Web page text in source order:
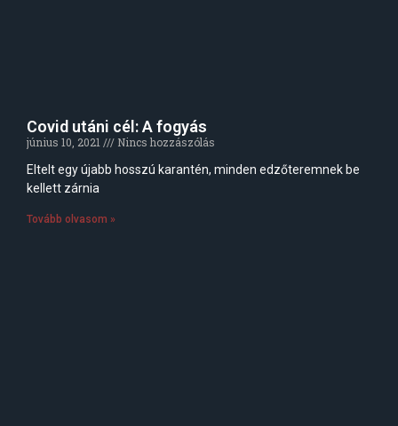
Covid utáni cél: A fogyás
június 10, 2021
Nincs hozzászólás
Eltelt egy újabb hosszú karantén, minden edzőteremnek be
kellett zárnia
Tovább olvasom »